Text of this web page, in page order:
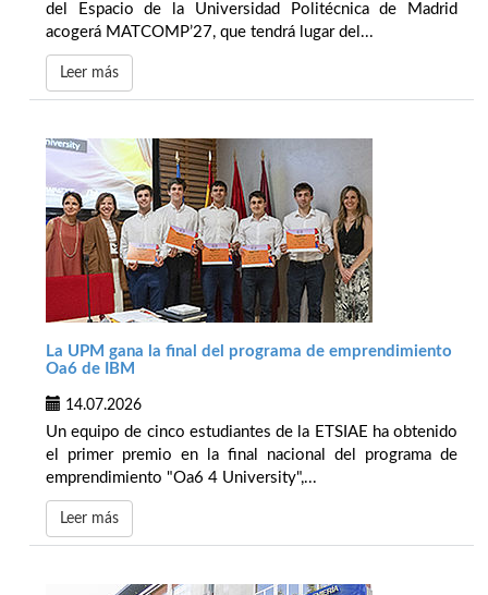
del Espacio de la Universidad Politécnica de Madrid
acogerá MATCOMP’27, que tendrá lugar del...
Leer más
La UPM gana la final del programa de emprendimiento
Oa6 de IBM
14.07.2026
Un equipo de cinco estudiantes de la ETSIAE ha obtenido
el primer premio en la final nacional del programa de
emprendimiento "Oa6 4 University",...
Leer más